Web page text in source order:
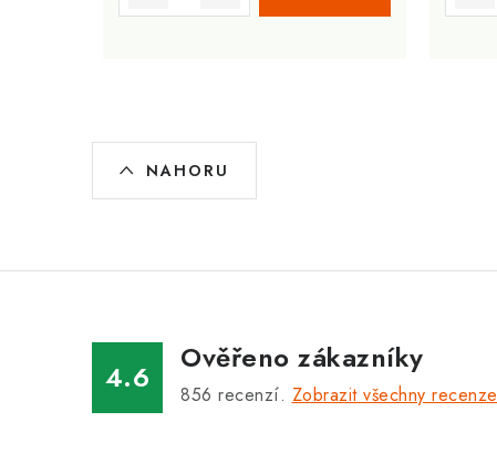
O
v
á
a
c
í
NAHORU
4.6
Ověřeno zákazníky
856 recenzí. Zobrazit všechny recenze